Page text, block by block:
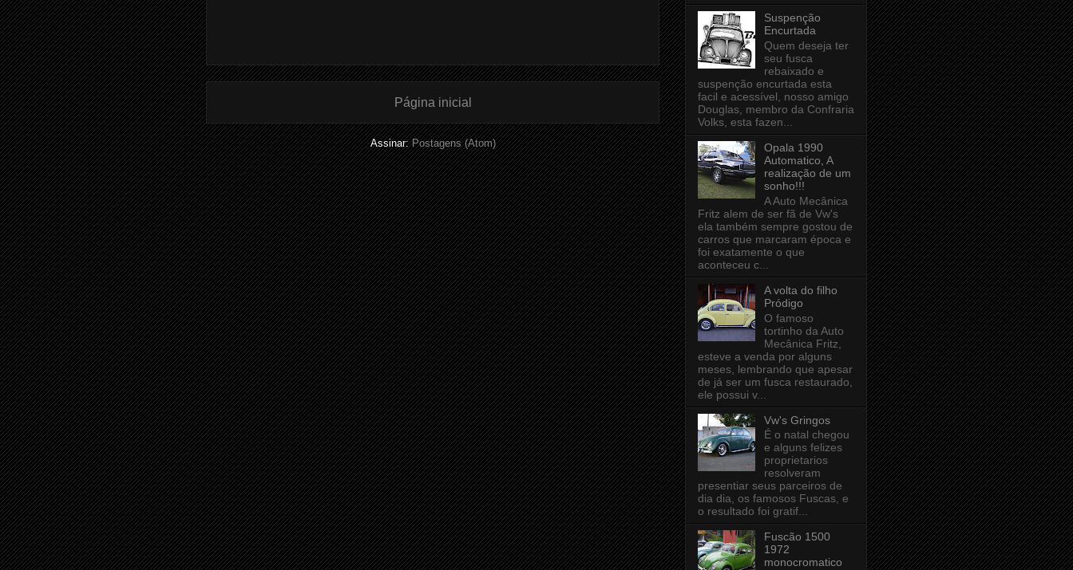
Página inicial
Assinar:Postagens (Atom)
Suspenção
Encurtada
Quem deseja ter
seu fusca
rebaixado e
suspenção encurtada esta
facil e acessível, nosso amigo
Douglas, membro da Confraria
Volks, esta fazen...
Opala 1990
Automatico, A
realização de um
sonho!!!
A Auto Mecânica
Fritz alem de ser fã de Vw's
ela também sempre gostou de
carros que marcaram época e
foi exatamente o que
aconteceu c...
A volta do filho
Pródigo
O famoso
tortinho da Auto
Mecânica Fritz,
esteve a venda por alguns
meses, lembrando que apesar
de já ser um fusca restaurado,
ele possui v...
Vw's Gringos
É o natal chegou
e alguns felizes
proprietarios
resolveram
presentiar seus parceiros de
dia dia, os famosos Fuscas, e
o resultado foi gratif...
Fuscão 1500
1972
monocromatico